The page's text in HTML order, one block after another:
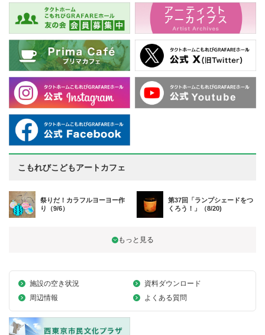
こもれびこどもアートカフェ
祭りだ！カラフルヨーヨー作
り（9/6）
第37回「ランプシェードをつ
くろう！」（8/20)
施設の空き状況
資料ダウンロード
周辺情報
よくある質問